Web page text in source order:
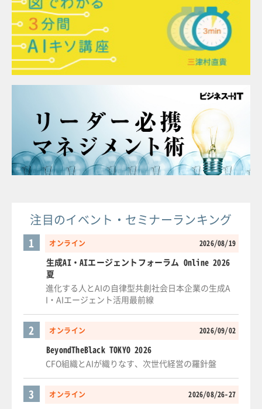
注目のイベント・セミナーランキング
オンライン 2026/08/19
1
生成AI・AIエージェントフォーラム Online 2026
夏
進化する人とAIの自律型共創社会日本企業の生成A
I・AIエージェント活用最前線
オンライン 2026/09/02
2
BeyondTheBlack TOKYO 2026
CFO組織とAIが織りなす、次世代経営の羅針盤
オンライン 2026/08/26-27
3